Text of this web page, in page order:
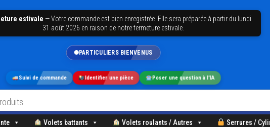
Suivi de commande Identifier une pièce Poser une question à l'IA
estivale —Votre commande est bien enregistrée. Elle sera préparée à partir du lundi
31 août 2026 en raison de notre fermeture estivale.
Volets battants Volets roulants / Autres Serrures /
PARTICULIERS BIENVENUS